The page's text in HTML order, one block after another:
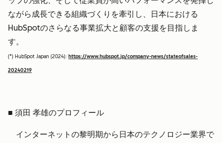
ながら成長できる組織づくりを牽引し、日本における
HubSpotのさらなる事業拡大と顧客の支援を目指しま
す。
(*) HubSpot Japan (2024): https://www.hubspot.jp/company-news/stateofsales-
20240219
■ 須田 孝雄のプロフィール
インターネットの黎明期から日本のテクノロジー業界で